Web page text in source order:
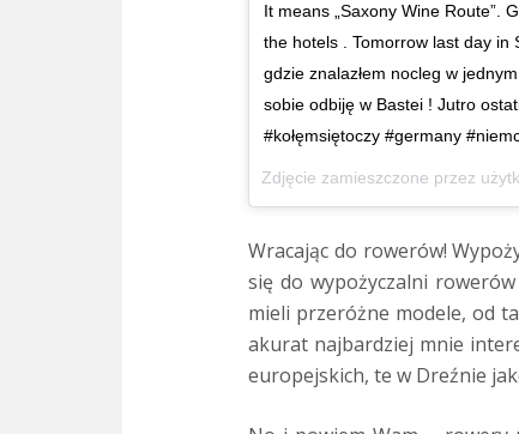
It means „Saxony Wine Route”.
the hotels . Tomorrow last day in
gdzie znalazłem nocleg w
sobie odbiję w Bastei ! Jutro
#kołęmsiętoczy #germany
Zdjęcie zamieszczone przez
Wracając do rowerów!
się do wypożyczalni
mieli przeróżne modele, od
akurat najbardziej mnie
europejskich, te w Dreźnie